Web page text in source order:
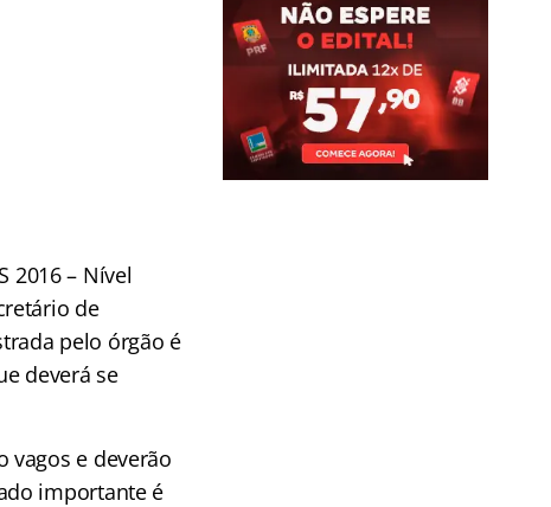
2016 – Nível
de
pelo órgão é
deverá se
vagos e deverão
importante é